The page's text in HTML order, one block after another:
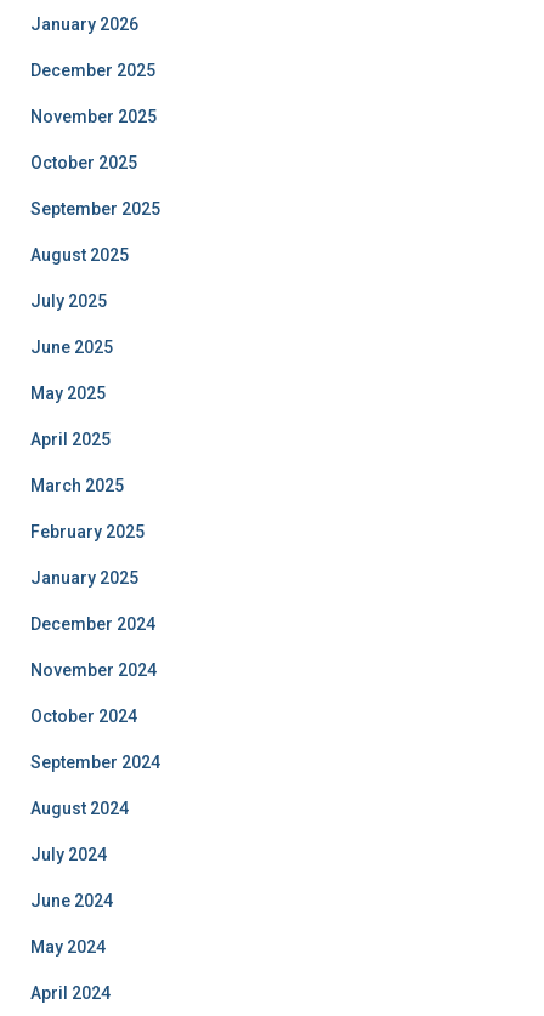
January 2026
December 2025
November 2025
October 2025
September 2025
August 2025
July 2025
June 2025
May 2025
April 2025
March 2025
February 2025
January 2025
December 2024
November 2024
October 2024
September 2024
August 2024
July 2024
June 2024
May 2024
April 2024